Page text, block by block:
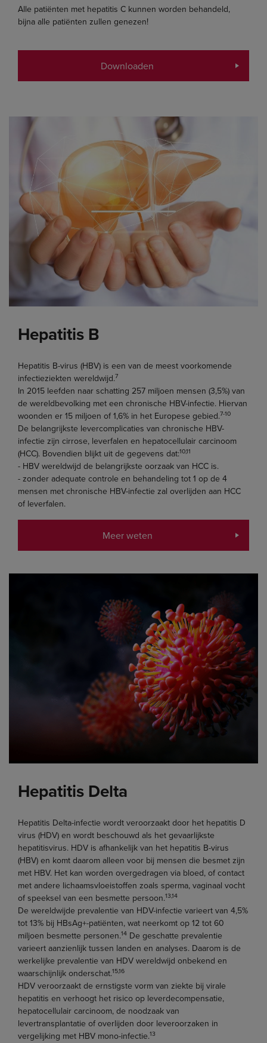
Alle patiënten met hepatitis C kunnen worden behandeld,
bijna alle patiënten zullen genezen!
Downloaden
Hepatitis B
Hepatitis B-virus (HBV) is een van de meest voorkomende
infectieziekten wereldwijd.7
In 2015 leefden naar schatting 257 miljoen mensen (3,5%) van
de wereldbevolking met een chronische HBV-infectie. Hiervan
woonden er 15 miljoen of 1,6% in het Europese gebied.7-10
De belangrijkste levercomplicaties van chronische HBV-
infectie zijn cirrose, leverfalen en hepatocellulair carcinoom
(HCC). Bovendien blijkt uit de gegevens dat:10,11
- HBV wereldwijd de belangrijkste oorzaak van HCC is.
- zonder adequate controle en behandeling tot 1 op de 4
mensen met chronische HBV-infectie zal overlijden aan HCC
of leverfalen.
Meer weten
Hepatitis Delta
Hepatitis Delta-infectie wordt veroorzaakt door het hepatitis D
virus (HDV) en wordt beschouwd als het gevaarlijkste
hepatitisvirus. HDV is afhankelijk van het hepatitis B-virus
(HBV) en komt daarom alleen voor bij mensen die besmet zijn
met HBV. Het kan worden overgedragen via bloed, of contact
met andere lichaamsvloeistoffen zoals sperma, vaginaal vocht
of speeksel van een besmette persoon.13,14
De wereldwijde prevalentie van HDV-infectie varieert van 4,5%
tot 13% bij HBsAg+-patiënten, wat neerkomt op 12 tot 60
miljoen besmette personen.14 De geschatte prevalentie
varieert aanzienlijk tussen landen en analyses. Daarom is de
werkelijke prevalentie van HDV wereldwijd onbekend en
waarschijnlijk onderschat.15,16
HDV veroorzaakt de ernstigste vorm van ziekte bij virale
hepatitis en verhoogt het risico op leverdecompensatie,
hepatocellulair carcinoom, de noodzaak van
levertransplantatie of overlijden door leveroorzaken in
vergelijking met HBV mono-infectie.13